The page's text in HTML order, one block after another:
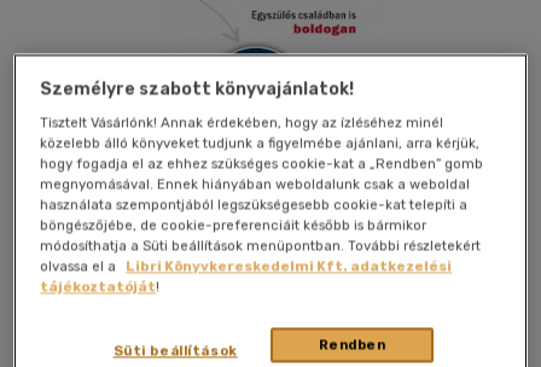
Kívánságlistához adom Megosztom
Harmat Kiadói Alapítvány|
magyar nyelvű
Személyre szabott könyvajánlatok!
Tisztelt Vásárlónk! Annak érdekében, hogy az ízléséhez minél
közelebb álló könyveket tudjunk a figyelmébe ajánlani, arra kérjük,
hogy fogadja el az ehhez szükséges cookie-kat a „Rendben” gomb
megnyomásával. Ennek hiányában weboldalunk csak a weboldal
használata szempontjából legszükségesebb cookie-kat telepíti a
böngészőjébe, de cookie-preferenciáit később is bármikor
módosíthatja a Süti beállítások menüpontban. További részletekért
olvassa el a
Libri Könyvkereskedelmi Kft. adatkezelési
tájékoztatóját!
Rendben
Süti beállítások